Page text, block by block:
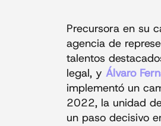
Precursora en su
agencia de
talentos
legal, y Álvaro
implementó un
2022, la unidad
un paso decisivo